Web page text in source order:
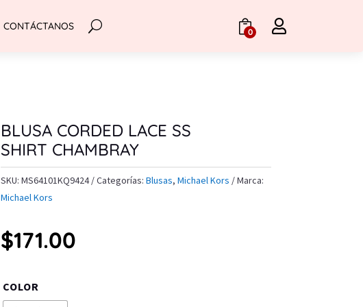
CONTÁCTANOS 0 
BLUSA CORDED LACE SS
SHIRT CHAMBRAY
SKU: MS64101KQ9424 Categorías: Blusas, Michael Kors
Marca:
Michael Kors
$171.00
COLOR